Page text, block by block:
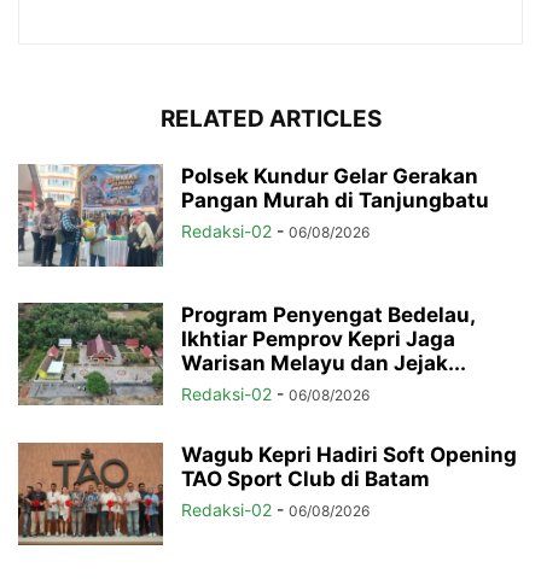
RELATED ARTICLES
Polsek Kundur Gelar Gerakan
Pangan Murah di Tanjungbatu
Redaksi-02 - 06/08/2026
Program Penyengat Bedelau,
Ikhtiar Pemprov Kepri Jaga
Warisan Melayu dan Jejak...
Redaksi-02 - 06/08/2026
Wagub Kepri Hadiri Soft Opening
TAO Sport Club di Batam
Redaksi-02 - 06/08/2026